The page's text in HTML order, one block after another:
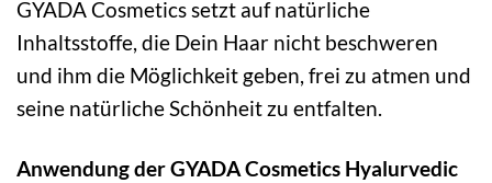
GYADA Cosmetics setzt auf natürliche
Inhaltsstoffe, die Dein Haar nicht beschweren
und ihm die Möglichkeit geben, frei zu atmen und
seine natürliche Schönheit zu entfalten.
Anwendung der GYADA Cosmetics Hyalurvedic